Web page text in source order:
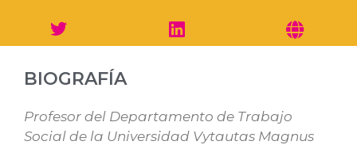
BIOGRAFÍA
Profesor del Departamento de Trabajo
Social de la Universidad Vytautas Magnus